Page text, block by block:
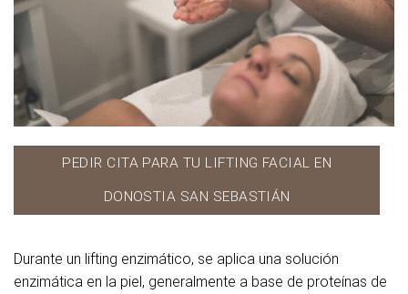
PEDIR CITA PARA TU LIFTING FACIAL EN
DONOSTIA SAN SEBASTIÁN
Durante un lifting enzimático, se aplica una solución
enzimática en la piel, generalmente a base de proteínas de